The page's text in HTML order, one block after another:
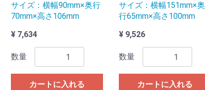
サイズ：横幅90mm×奥行
70mm×高さ106mm
¥ 7,634
数量
カートに入れる
サイズ：横幅151mm×奥
行65mm×高さ100mm
¥ 9,526
数量
カートに入れる